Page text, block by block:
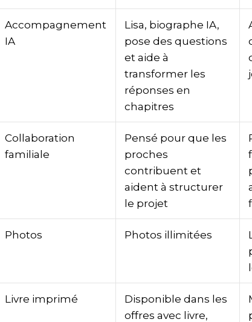
Accompagnement
IA
Lisa, biographe IA,
pose des questions
et aide à
transformer les
réponses en
chapitres
Collaboration
familiale
Pensé pour que les
proches
contribuent et
aident à structurer
le projet
Photos Photos illimitées
Livre imprimé
Disponible dans les
offres avec livre,